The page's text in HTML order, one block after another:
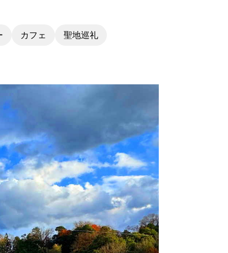
カフェ 聖地巡礼